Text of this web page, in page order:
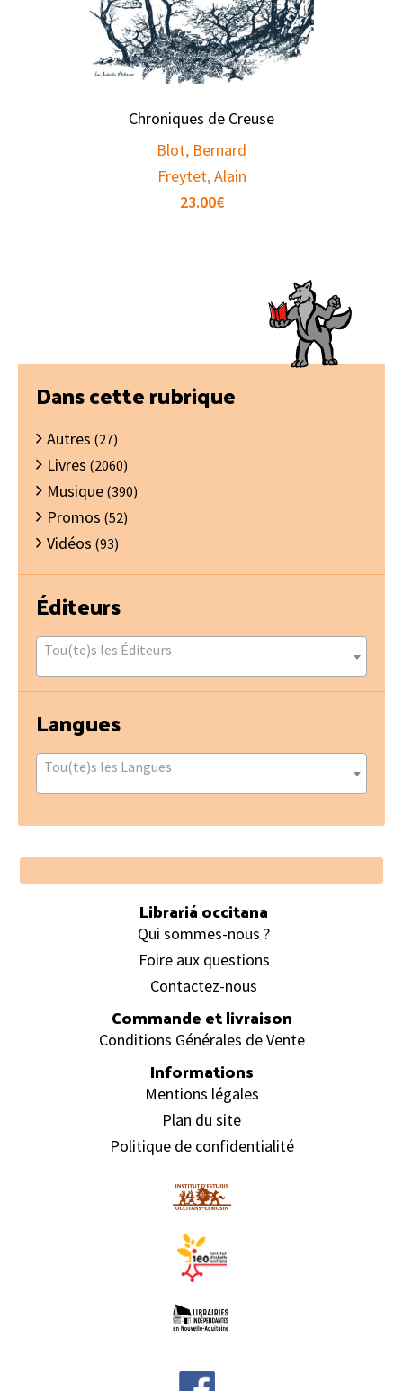
Chroniques de Creuse
Blot, Bernard
Freytet, Alain
23.00€
Barre
latérale
principale
Dans cette rubrique
Autres (27)
Livres (2060)
Musique (390)
Promos (52)
Vidéos (93)
Éditeurs
Tou(te)s les Éditeurs
Langues
Tou(te)s les Langues
Footer
Librariá occitana
Qui sommes-nous ?
Foire aux questions
Contactez-nous
Commande et livraison
Conditions Générales de Vente
Informations
Mentions légales
Plan du site
Politique de confidentialité